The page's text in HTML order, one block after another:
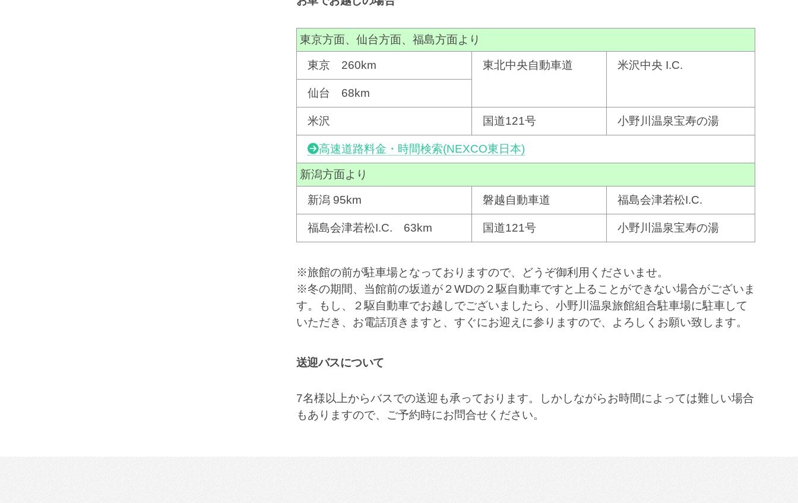
東京方面、仙台方面、福島方面より
東京 260km 東北中央自動車道 米沢中央 I.C.
仙台 68km
米沢 国道121号 小野川温泉宝寿の湯
高速道路料金・時間検索(NEXCO東日本)
新潟方面より
新潟 95km 磐越自動車道 福島会津若松I.C.
福島会津若松I.C. 63km 国道121号 小野川温泉宝寿の湯
※旅館の前が駐車場となっておりますので、どうぞ御利用くださいませ。
※冬の期間、当館前の坂道が２WDの２駆自動車ですと上ることができない場合がございま
す。もし、２駆自動車でお越しでございましたら、小野川温泉旅館組合駐車場に駐車して
いただき、お電話頂きますと、すぐにお迎えに参りますので、よろしくお願い致します。
送迎バスについて
7名様以上からバスでの送迎も承っております。しかしながらお時間によっては難しい場合
もありますので、ご予約時にお問合せください。